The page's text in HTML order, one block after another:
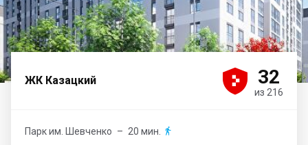
ЖК Казацкий 



 32
из 216
Парк им. Шевченко – 20 мин. 